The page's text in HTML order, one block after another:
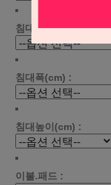
침대길이(cm) :
침대폭(cm) :
침대높이(cm) :
이불.패드 :